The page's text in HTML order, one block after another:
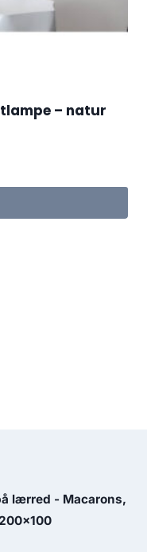
– natur
lærred - Macarons,